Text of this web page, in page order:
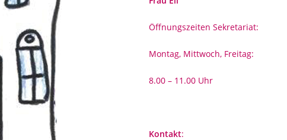
Öffnungszeiten Sekretariat:
Montag, Mittwoch, Freitag:
8.00 – 11.00 Uhr
Kontakt: